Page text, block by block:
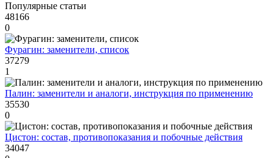
Популярные статьи
48166
0
Фурагин: заменители, список
37279
1
Палин: заменители и аналоги, инструкция по применению
35530
0
Цистон: состав, противопоказания и побочные действия
34047